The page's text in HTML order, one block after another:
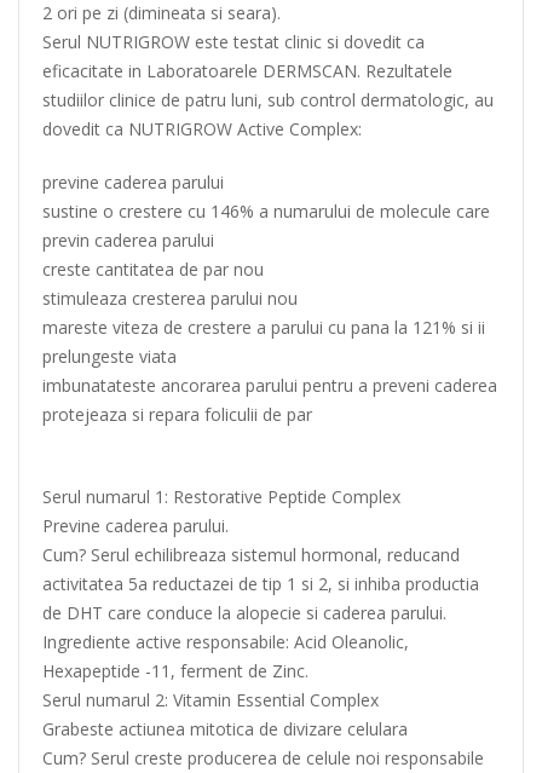
2 ori pe zi (dimineata si seara).
Serul NUTRIGROW este testat clinic si dovedit ca
eficacitate in Laboratoarele DERMSCAN. Rezultatele
studiilor clinice de patru luni, sub control dermatologic, au
dovedit ca NUTRIGROW Active Complex:
previne caderea parului
sustine o crestere cu 146% a numarului de molecule care
previn caderea parului
creste cantitatea de par nou
stimuleaza cresterea parului nou
mareste viteza de crestere a parului cu pana la 121% si ii
prelungeste viata
imbunatateste ancorarea parului pentru a preveni caderea
protejeaza si repara foliculii de par
Serul numarul 1: Restorative Peptide Complex
Previne caderea parului.
Cum? Serul echilibreaza sistemul hormonal, reducand
activitatea 5a reductazei de tip 1 si 2, si inhiba productia
de DHT care conduce la alopecie si caderea parului.
Ingrediente active responsabile: Acid Oleanolic,
Hexapeptide -11, ferment de Zinc.
Serul numarul 2: Vitamin Essential Complex
Grabeste actiunea mitotica de divizare celulara
Cum? Serul creste producerea de celule noi responsabile